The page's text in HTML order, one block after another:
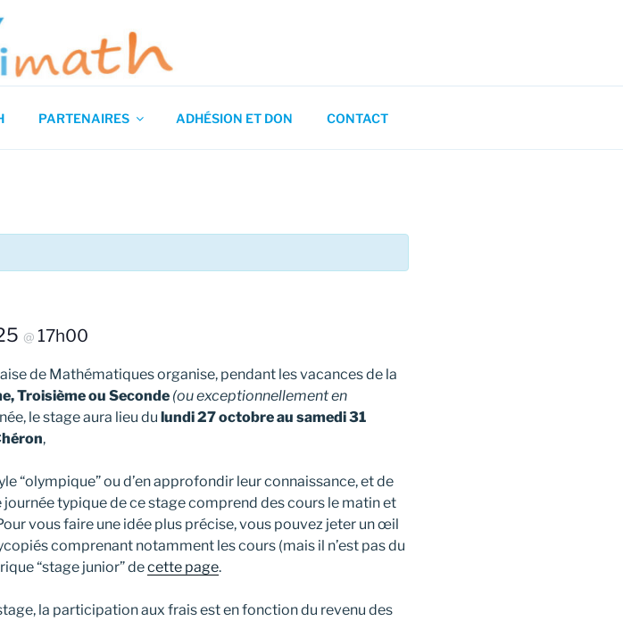
PARTENAIRES ADHÉSION ET DON CONTACT
@ 17h00
de Mathématiques organise, pendant les vacances de la
Troisième ou Seconde (ou exceptionnellement en
le stage aura lieu du lundi 27 octobre au samedi 31
,
“olympique” ou d’en approfondir leur connaissance, et de
typique de ce stage comprend des cours le matin et
vous faire une idée plus précise, vous pouvez jeter un œil
comprenant notamment les cours (mais il n’est pas du
“stage junior” decette page.
la participation aux frais est en fonction du revenu des